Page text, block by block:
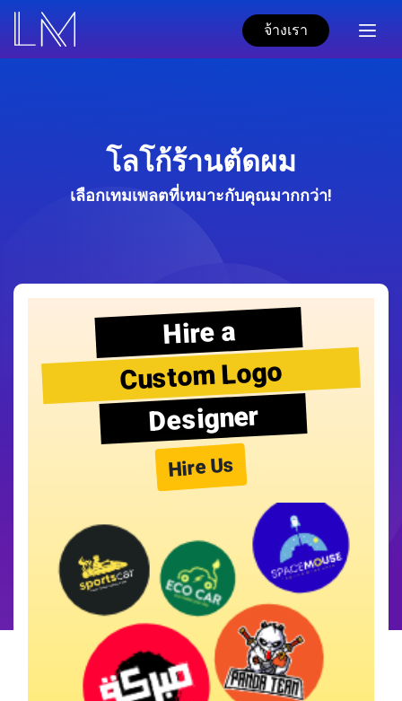
จ้างเรา
โลโก้ร้านตัดผม
เลือกเทมเพลตที่เหมาะกับคุณมากกว่า!
Hire a
Custom Logo
Designer
Hire Us